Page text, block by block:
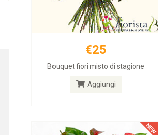
€25
Bouquet fiori misto di stagione
Aggiungi
€25
Piante da appartamento